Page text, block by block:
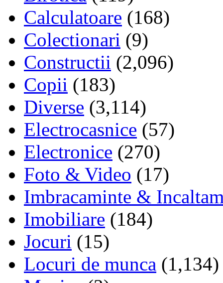
Calculatoare (168)
Colectionari (9)
Constructii (2,096)
Copii (183)
Diverse (3,114)
Electrocasnice (57)
Electronice (270)
Foto & Video (17)
Imbracaminte &
Imobiliare (184)
Jocuri (15)
Locuri de munca (1,134)